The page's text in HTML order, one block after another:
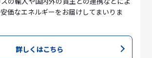
価なエネルギーをお届けしてまいりま
詳しくはこちら